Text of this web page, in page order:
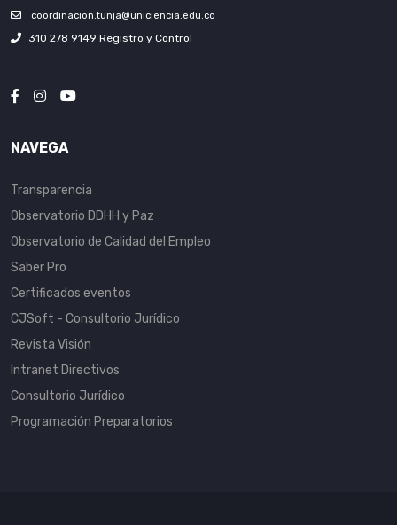
coordinacion.tunja@uniciencia.edu.co
310 278 9149 Registro y Control
NAVEGA
Transparencia
Observatorio DDHH y Paz
Observatorio de Calidad del Empleo
Saber Pro
Certificados eventos
CJSoft - Consultorio Jurídico
Revista Visión
Intranet Directivos
Consultorio Jurídico
Programación Preparatorios